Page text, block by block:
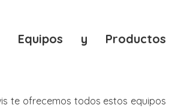
Equipos y Productos
te ofrecemos todos estos equipos